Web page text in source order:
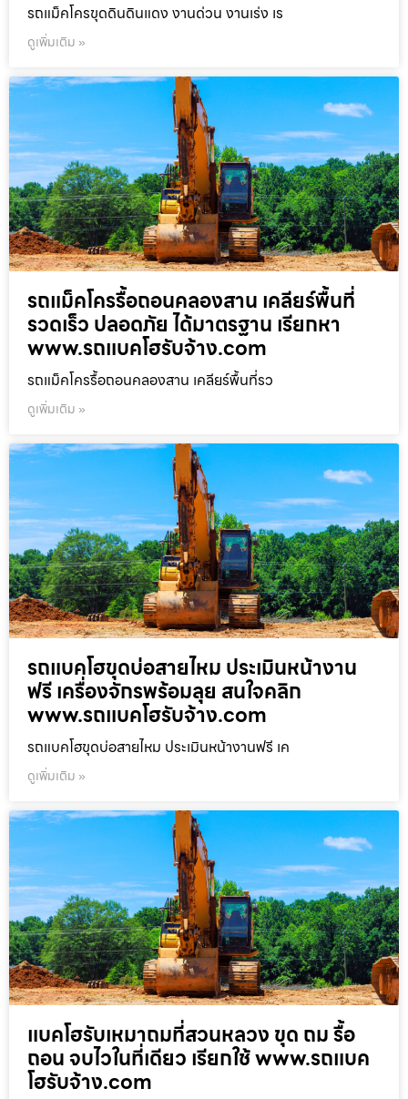
รถแม็คโครขุดดินดินแดง งานด่วน งานเร่ง เร
ดูเพิ่มเติม »
รถแม็คโครรื้อถอนคลองสาน เคลียร์พื้นที่
รวดเร็ว ปลอดภัย ได้มาตรฐาน เรียกหา
www.รถแบคโฮรับจ้าง.com
รถแม็คโครรื้อถอนคลองสาน เคลียร์พื้นที่รว
ดูเพิ่มเติม »
รถแบคโฮขุดบ่อสายไหม ประเมินหน้างาน
ฟรี เครื่องจักรพร้อมลุย สนใจคลิก
www.รถแบคโฮรับจ้าง.com
รถแบคโฮขุดบ่อสายไหม ประเมินหน้างานฟรี เค
ดูเพิ่มเติม »
แบคโฮรับเหมาถมที่สวนหลวง ขุด ถม รื้อ
ถอน จบไวในที่เดียว เรียกใช้ www.รถแบค
โฮรับจ้าง.com